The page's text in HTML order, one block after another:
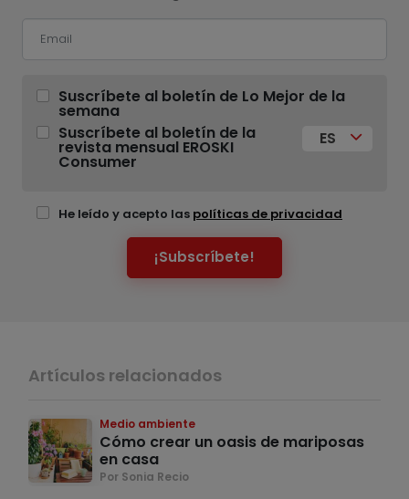
Suscríbete al boletín de Lo Mejor de la
semana
Suscríbete al boletín de la
revista mensual EROSKI
Consumer
ES
He leído y acepto las políticas de privacidad
¡Subscríbete!
Artículos relacionados
Medio ambiente
Cómo crear un oasis de mariposas
en casa
Por Sonia Recio